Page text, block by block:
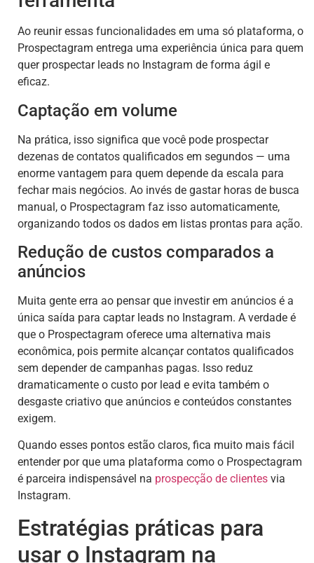
Ao reunir essas funcionalidades em uma só plataforma, o
Prospectagram entrega uma experiência única para quem
quer prospectar leads no Instagram de forma ágil e
eficaz.
Captação em volume
Na prática, isso significa que você pode prospectar
dezenas de contatos qualificados em segundos — uma
enorme vantagem para quem depende da escala para
fechar mais negócios. Ao invés de gastar horas de busca
manual, o Prospectagram faz isso automaticamente,
organizando todos os dados em listas prontas para ação.
Redução de custos comparados a
anúncios
Muita gente erra ao pensar que investir em anúncios é a
única saída para captar leads no Instagram. A verdade é
que o Prospectagram oferece uma alternativa mais
econômica, pois permite alcançar contatos qualificados
sem depender de campanhas pagas. Isso reduz
dramaticamente o custo por lead e evita também o
desgaste criativo que anúncios e conteúdos constantes
exigem.
Quando esses pontos estão claros, fica muito mais fácil
entender por que uma plataforma como o Prospectagram
é parceira indispensável na prospecção de clientes via
Instagram.
Estratégias práticas para
usar o Instagram na